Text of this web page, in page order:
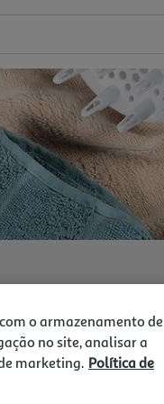
o armazenamento de
no site, analisar a
marketing. Política de